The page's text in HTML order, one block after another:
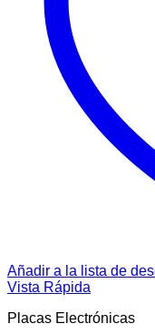
Añadir a la lista de
Vista Rápida
Placas Electrónicas